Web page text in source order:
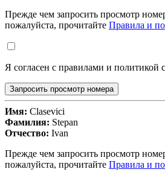
Прежде чем запросить просмотр
пожалуйста, прочитайте Правила и
Я согласен с правилами и политикой
Запросить просмотр номера
Имя: Clasevici
Фамилия: Stepan
Отчество: Ivan
Прежде чем запросить просмотр
пожалуйста, прочитайте Правила и